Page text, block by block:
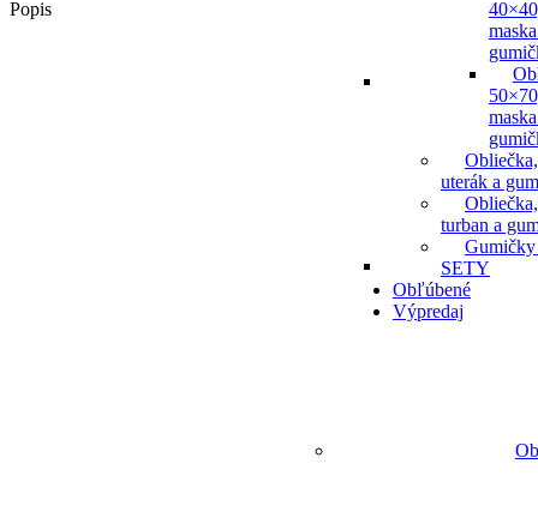
Obliečka,
uterák a
Obliečka,
turban a
SETY
Obľúbené
Výpredaj
Popis